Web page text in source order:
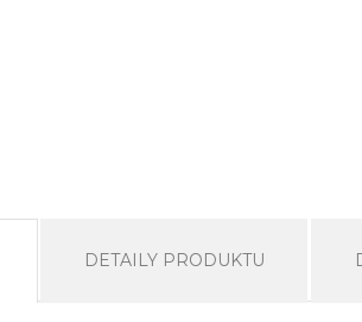
DETAILY PRODUKTU